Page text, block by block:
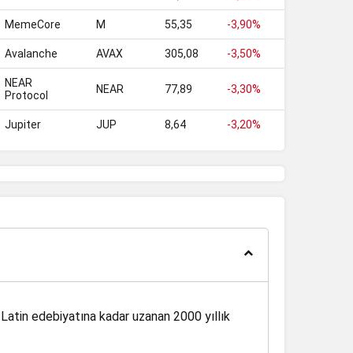
MemeCore M 55,35 -3,90%
Avalanche AVAX 305,08 -3,50%
NEAR
Protocol
NEAR 77,89 -3,30%
Jupiter JUP 8,64 -3,20%
edebiyatına kadar uzanan 2000 yıllık